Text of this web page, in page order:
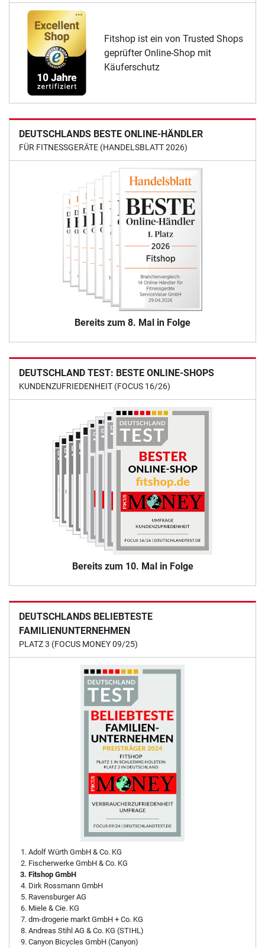
Fitshop ist ein von Trusted Shops
geprüfter Online-Shop mit
Käuferschutz
DEUTSCHLANDS BESTE ONLINE-HÄNDLER
FÜR FITNESSGERÄTE (HANDELSBLATT 2026)
Bereits zum 8. Mal in Folge
DEUTSCHLAND TEST: BESTE ONLINE-SHOPS
KUNDENZUFRIEDENHEIT (FOCUS 16/26)
Bereits zum 10. Mal in Folge
DEUTSCHLANDS BELIEBTESTE
FAMILIENUNTERNEHMEN
PLATZ 3 (FOCUS MONEY 09/25)
Adolf Würth GmbH & Co. KG
Fischerwerke GmbH & Co. KG
Fitshop GmbH
Dirk Rossmann GmbH
Ravensburger AG
Miele & Cie. KG
dm-drogerie markt GmbH + Co. KG
Andreas Stihl AG & Co. KG (STIHL)
Canyon Bicycles GmbH (Canyon)